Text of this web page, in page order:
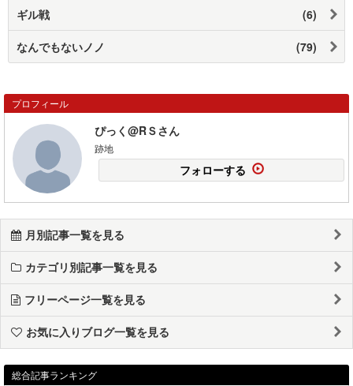
ギル戦 (6)
なんでもないノノ (79)
プロフィール
ぴっく@RＳさん
跡地
フォローする
月別記事一覧を見る
カテゴリ別記事一覧を見る
フリーページ一覧を見る
お気に入りブログ一覧を見る
総合記事ランキング